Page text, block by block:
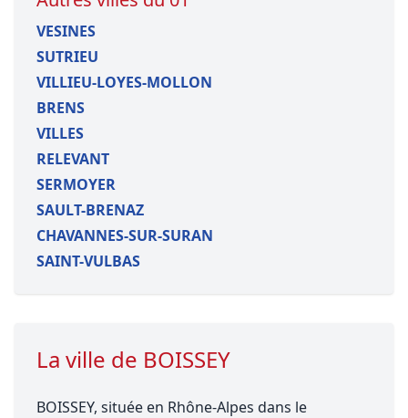
VESINES
SUTRIEU
VILLIEU-LOYES-MOLLON
BRENS
VILLES
RELEVANT
SERMOYER
SAULT-BRENAZ
CHAVANNES-SUR-SURAN
SAINT-VULBAS
La ville de BOISSEY
BOISSEY, située en Rhône-Alpes dans le